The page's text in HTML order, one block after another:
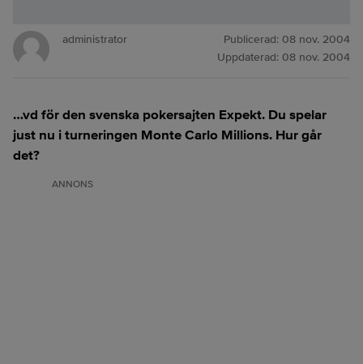
administrator Publicerad: 08 nov. 2004
Uppdaterad: 08 nov. 2004
…vd för den svenska pokersajten Expekt. Du spelar
just nu i turneringen Monte Carlo Millions. Hur går
det?
ANNONS